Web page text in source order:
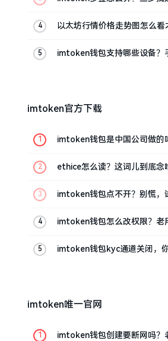
以太坊行情价格走势图怎么看
imtoken钱包支持哪些设备？
imtoken官方下载
imtoken钱包是中国公司做的
ethice怎么读？这词儿到底念
imtoken钱包点不开？别慌，
imtoken钱包怎么改权限？老
imtoken钱包kyc通道关闭，
imtoken唯一官网
imtoken钱包创建要断网吗？